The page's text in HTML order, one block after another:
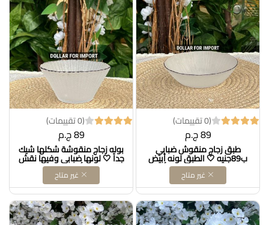
(0 تقييمات)
89 ج.م
طبق زجاج منقوش ضبابي
ب89جنيه 🤍 الطبق لونه أبيض
ضبابي بنقش ناعم وحرف أسود،
شيك جدًا لتقديم المقبلات
والسلطات بطريقة شيك على
سفرتك
غير متاح
(0 تقييمات)
89 ج.م
بوله زجاج منقوشة شكلها شيك
جداً 🤍 لونها ضبابي وفيها نقش
ناعم وحرفها أسود، مثالية لتقديم
السلطات أو المقبلات بشكل أنيق
على الصفرة ✨
غير متاح